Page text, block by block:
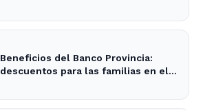
Beneficios del Banco Provincia:
descuentos para las familias en el